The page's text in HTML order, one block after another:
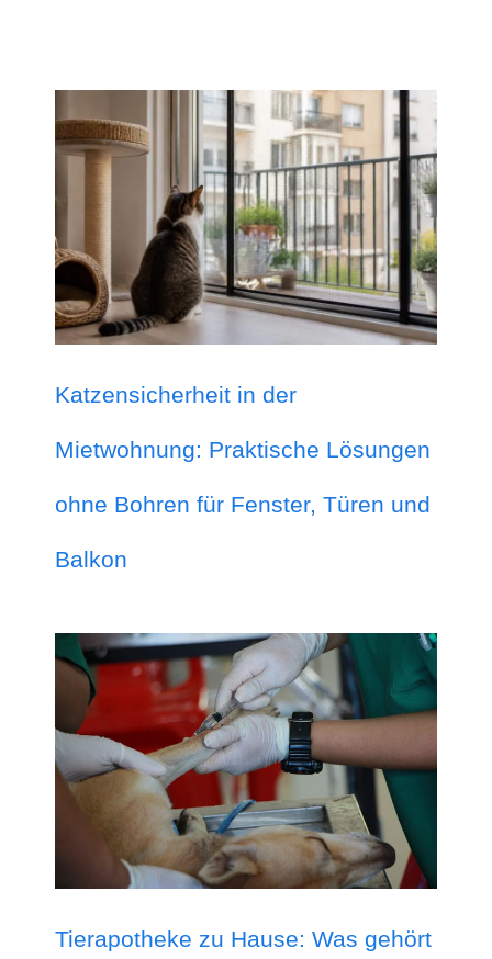
Katzensicherheit in der
Mietwohnung: Praktische Lösungen
ohne Bohren für Fenster, Türen und
Balkon
Tierapotheke zu Hause: Was gehört